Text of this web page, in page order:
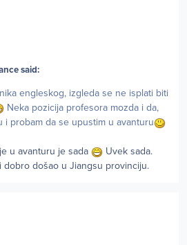
said:
engleskog, izgleda se ne isplati biti
Neka pozicija profesora mozda i da,
i probam da se upustim u avanturu
u avanturu je sada
Uvek sada.
dobro došao u Jiangsu provinciju.